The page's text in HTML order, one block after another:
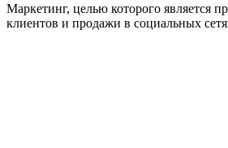
Маркетинг, целью которого является
клиентов и продажи в социальных